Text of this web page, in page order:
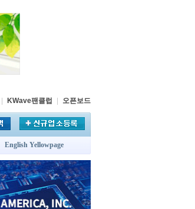
KWave팬클럽 오픈보드
English Yellowpage